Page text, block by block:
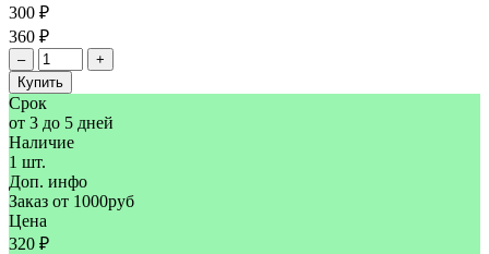
300 ₽
360 ₽
–
+
Купить
Срок
от 3 до 5 дней
Наличие
1 шт.
Доп. инфо
Заказ от 1000руб
Цена
320 ₽